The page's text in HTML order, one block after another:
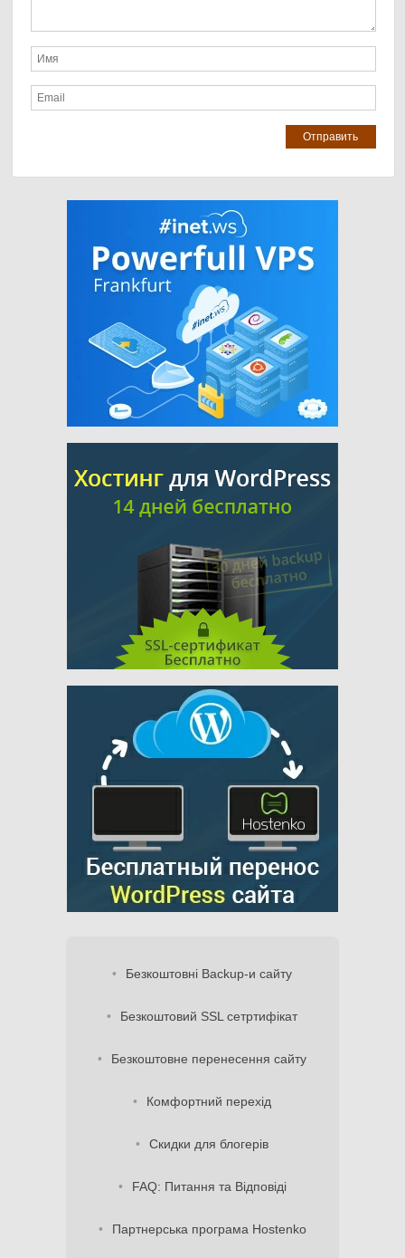
Безкоштовні Backup-и сайту
Безкоштовий SSL сетртифікат
Безкоштовне перенесення сайту
Комфортний перехід
Скидки для блогерів
FAQ: Питання та Відповіді
Партнерська програма Hostenko